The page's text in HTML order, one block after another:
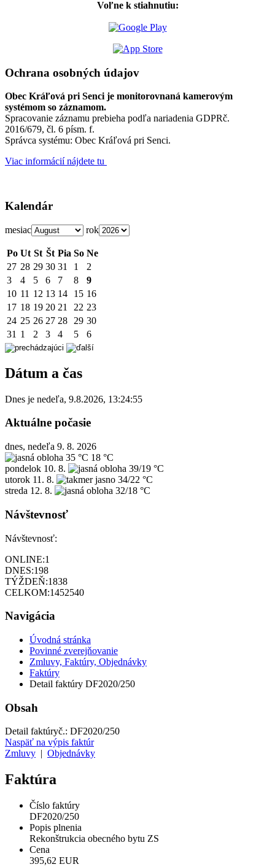
Voľne k stiahnutiu:
Ochrana osobných údajov
Obec Kráľová pri Senci je monitorovnaná kamerovým
systémom so záznamom.
Spracovanie záznamu prebieha podľa nariadenia GDPRč.
2016/679, čl. 6 písm. f.
Správca systému: Obec Kráľová pri Senci.
Viac informácií nájdete tu
Kalendár
mesiac rok
Po Ut St Št Pia So Ne
27 28 29 30 31 1
2
3
4 5 6 7 8
9
10 11 12 13 14 15 16
17 18 19 20 21 22 23
24 25 26 27 28 29 30
31 1 2 3 4 5 6
Dátum a čas
Dnes je nedeľa, 9.8.2026, 13:24:55
Aktuálne počasie
dnes, nedeľa 9. 8. 2026
35 °C 18 °C
pondelok 10. 8.
39/19 °C
utorok 11. 8.
34/22 °C
streda 12. 8. 32/18 °C
Návštevnosť
Návštevnosť:
ONLINE:1
DNES:198
TÝŽDEŇ:1838
CELKOM:1452540
Navigácia
Úvodná stránka
Povinné zverejňovanie
Zmluvy, Faktúry, Objednávky
Faktúry
Detail faktúry DF2020/250
Obsah
Detail faktúryč.: DF2020/250
Naspäť na výpis faktúr
Zmluvy
Objednávky
Faktúra
Číslo faktúry
DF2020/250
Popis plnenia
Rekonštrukcia obecného bytu ZS
Cena
395,62 EUR